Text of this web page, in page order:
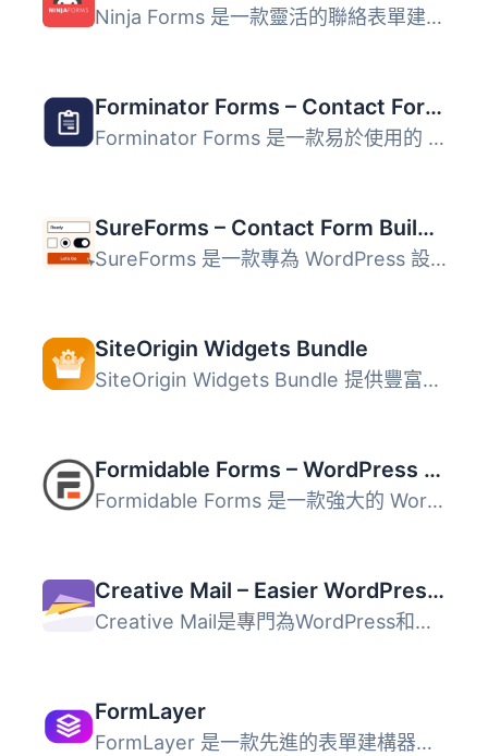
Ninja Forms 是一款靈活的聯絡表單建構器，適合各種規模的企...
Forminator Forms – Contact Form, Payment Form & Custom Form Builder
Forminator Forms 是一款易於使用的 WordPress 表單建立外掛...
SureForms – Contact Form Builder, AI Forms, Payment Form, Survey & Quiz
SureForms 是一款專為 WordPress 設計的 AI 表單生成器，能將...
SiteOrigin Widgets Bundle
SiteOrigin Widgets Bundle 提供豐富的網站元件集合，包含按...
Formidable Forms – WordPress Form Builder for Contact Forms, Calculators, Quizzes & More
Formidable Forms 是一款強大的 WordPress 拖放式表單建立器...
Creative Mail – Easier WordPress & WooCommerce Email Marketing
Creative Mail是專門為WordPress和WooCommerce設計的電子郵件...
FormLayer
FormLayer 是一款先進的表單建構器，利用現代網頁技術提供直...